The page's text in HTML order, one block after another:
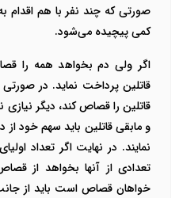
صورتی که چند نفر با هم اقدام
کمی پیچیده می‌شود.
اگر ولی دم بخواهد همه را
قاتلین پرداخت نماید. در
قاتلین را قصاص کند، دیگر
و مابقی قاتلین باید سهم خود
نمایند. در نهایت اگر تعداد
تعدادی از آن­ها بخواهد از
خواهان قصاص است باید از